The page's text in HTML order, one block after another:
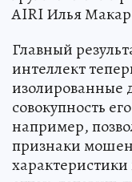
AIRI Илья
Главный
интеллект
изолированные
совокупность
например,
признаки